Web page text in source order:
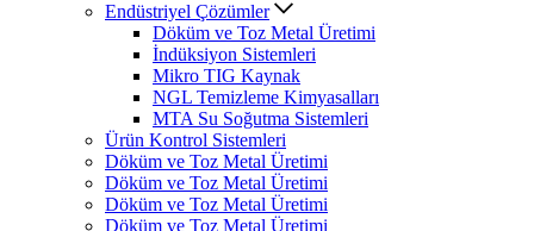
Endüstriyel Çözümler
Döküm ve Toz Metal Üretimi
İndüksiyon Sistemleri
Mikro TIG Kaynak
NGL Temizleme Kimyasalları
MTA Su Soğutma Sistemleri
Ürün Kontrol Sistemleri
Döküm ve Toz Metal Üretimi
Döküm ve Toz Metal Üretimi
Döküm ve Toz Metal Üretimi
Döküm ve Toz Metal Üretimi